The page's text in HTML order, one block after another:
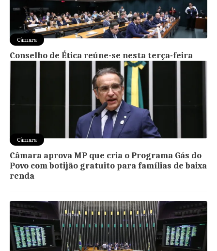
Câmara
Conselho de Ética reúne-se nesta terça-feira
Câmara
Câmara aprova MP que cria o Programa Gás do
Povo com botijão gratuito para famílias de baixa
renda